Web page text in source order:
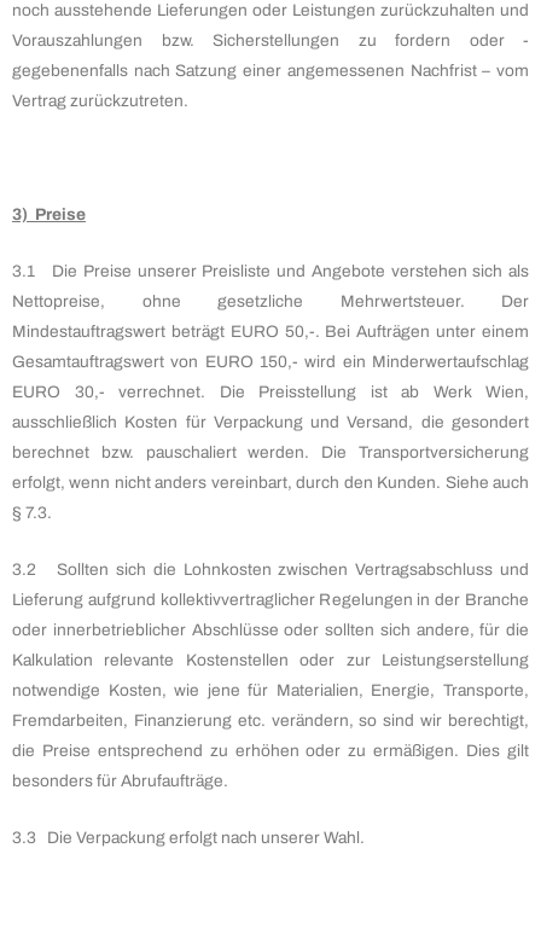
noch ausstehende Lieferungen oder Leistungen zurückzuhalten und
Vorauszahlungen bzw. Sicherstellungen zu fordern oder -
gegebenenfalls nach Satzung einer angemessenen Nachfrist – vom
Vertrag zurückzutreten.
3) Preise
3.1 Die Preise unserer Preisliste und Angebote verstehen sich als
Nettopreise, ohne gesetzliche Mehrwertsteuer. Der
Mindestauftragswert beträgt EURO 50,-. Bei Aufträgen unter einem
Gesamtauftragswert von EURO 150,- wird ein Minderwertaufschlag
EURO 30,- verrechnet. Die Preisstellung ist ab Werk Wien,
ausschließlich Kosten für Verpackung und Versand, die gesondert
berechnet bzw. pauschaliert werden. Die Transportversicherung
erfolgt, wenn nicht anders vereinbart, durch den Kunden. Siehe auch
§ 7.3.
3.2 Sollten sich die Lohnkosten zwischen Vertragsabschluss und
Lieferung aufgrund kollektivvertraglicher Regelungen in der Branche
oder innerbetrieblicher Abschlüsse oder sollten sich andere, für die
Kalkulation relevante Kostenstellen oder zur Leistungserstellung
notwendige Kosten, wie jene für Materialien, Energie, Transporte,
Fremdarbeiten, Finanzierung etc. verändern, so sind wir berechtigt,
die Preise entsprechend zu erhöhen oder zu ermäßigen. Dies gilt
besonders für Abrufaufträge.
3.3 Die Verpackung erfolgt nach unserer Wahl.